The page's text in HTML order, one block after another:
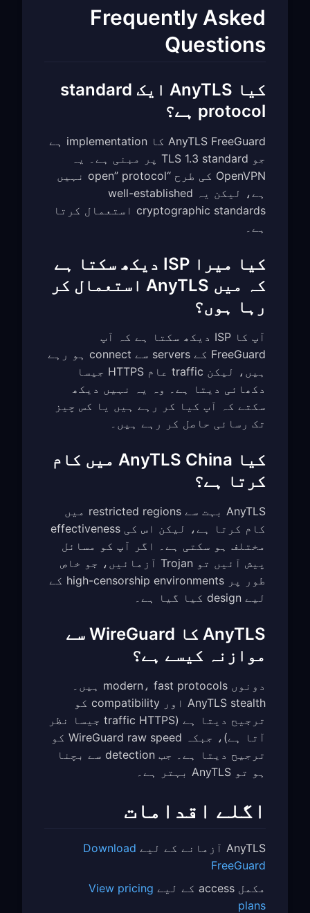
Frequently Asked
Questions
کیا AnyTLS ایک standard
protocol ہے؟
AnyTLS FreeGuard کا implementation ہے
جو TLS 1.3 standard پر مبنی ہے۔ یہ
OpenVPN کی طرح “open” protocol نہیں
ہے، لیکن یہ well-established
cryptographic standards استعمال کرتا
ہے۔
کیا میرا ISP دیکھ سکتا ہے
کہ میں AnyTLS استعمال کر
رہا ہوں؟
آپ کا ISP دیکھ سکتا ہے کہ آپ
FreeGuard کے servers سے connect ہو رہے
ہیں، لیکن traffic عام HTTPS جیسا
دکھائی دیتا ہے۔ وہ یہ نہیں دیکھ
سکتے کہ آپ کیا کر رہے ہیں یا کس چیز
تک رسائی حاصل کر رہے ہیں۔
کیا AnyTLS China میں کام
کرتا ہے؟
AnyTLS بہت سے restricted regions میں
کام کرتا ہے، لیکن اس کی effectiveness
مختلف ہو سکتی ہے۔ اگر آپ کو مسائل
پیش آئیں تو Trojan آزمائیں، جو خاص
طور پر high-censorship environments کے
لیے design کیا گیا ہے۔
AnyTLS کا WireGuard سے
موازنہ کیسے ہے؟
دونوں modern، fast protocols ہیں۔
AnyTLS stealth اور compatibility کو
ترجیح دیتا ہے (traffic HTTPS جیسا نظر
آتا ہے)، جبکہ WireGuard raw speed کو
ترجیح دیتا ہے۔ جب detection سے بچنا
ہو تو AnyTLS بہتر ہے۔
اگلے اقدامات
AnyTLS آزمانے کے لیے
Download
FreeGuard
مکمل access کے لیے
View pricing
plans